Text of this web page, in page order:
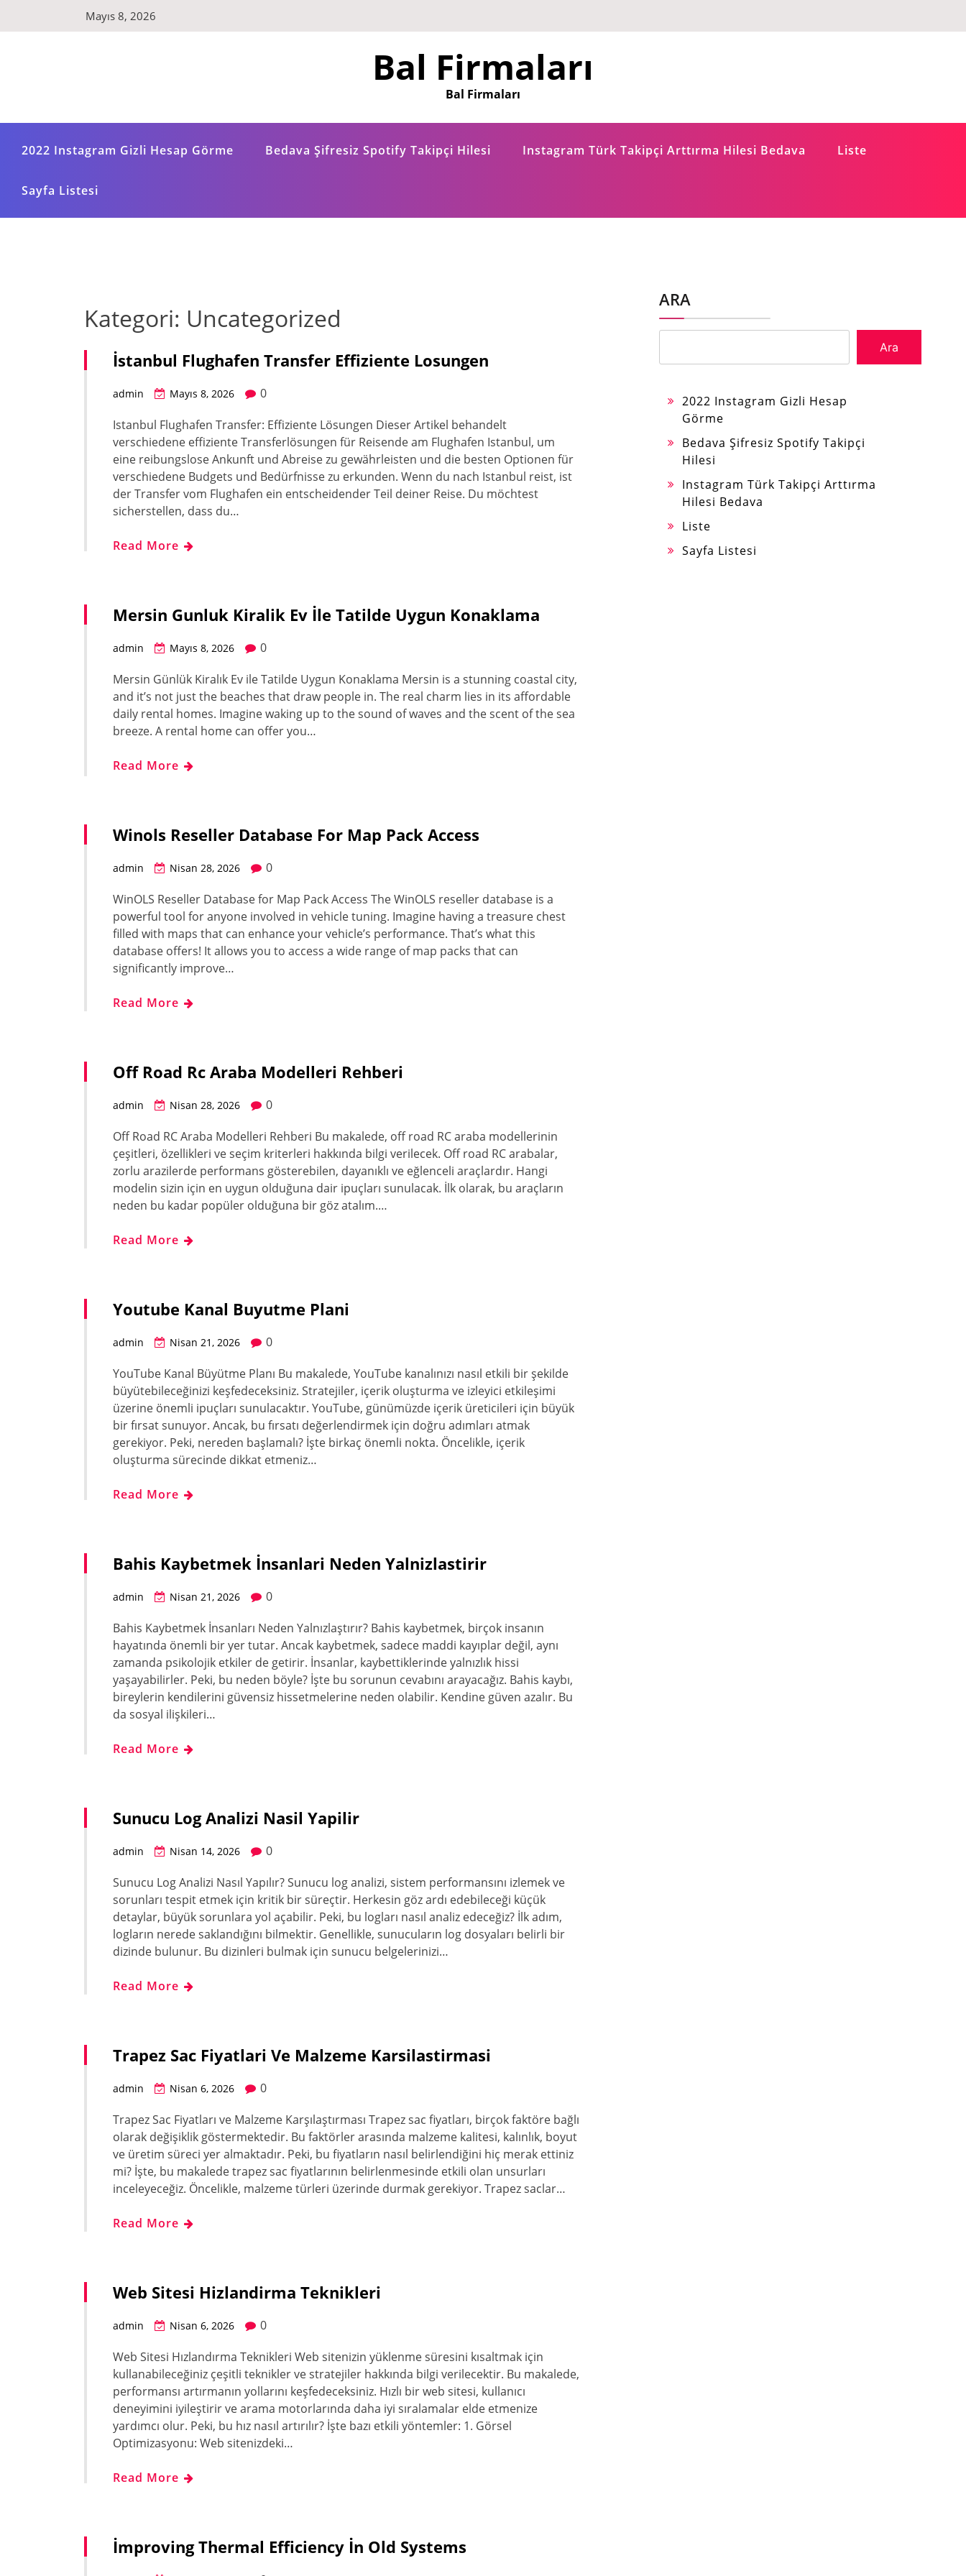
Mayıs 8, 2026
Bal Firmaları
Bal Firmaları
2022 Instagram Gizli Hesap Görme Bedava Şifresiz Spotify Takipçi Hilesi Instagram Türk Takipçi Arttırma Hilesi Bedava Liste
Sayfa Listesi
Kategori: Uncategorized
İstanbul Flughafen Transfer Effiziente Losungen
admin Mayıs 8, 2026
0
Istanbul Flughafen Transfer: Effiziente Lösungen Dieser Artikel behandelt
verschiedene effiziente Transferlösungen für Reisende am Flughafen Istanbul, um
eine reibungslose Ankunft und Abreise zu gewährleisten und die besten Optionen für
verschiedene Budgets und Bedürfnisse zu erkunden. Wenn du nach Istanbul reist, ist
der Transfer vom Flughafen ein entscheidender Teil deiner Reise. Du möchtest
sicherstellen, dass du…
Read More
Mersin Gunluk Kiralik Ev İle Tatilde Uygun Konaklama
admin Mayıs 8, 2026
0
Mersin Günlük Kiralık Ev ile Tatilde Uygun Konaklama Mersin is a stunning coastal city,
and it’s not just the beaches that draw people in. The real charm lies in its affordable
daily rental homes. Imagine waking up to the sound of waves and the scent of the sea
breeze. A rental home can offer you…
Read More
Winols Reseller Database For Map Pack Access
admin Nisan 28, 2026
0
WinOLS Reseller Database for Map Pack Access The WinOLS reseller database is a
powerful tool for anyone involved in vehicle tuning. Imagine having a treasure chest
filled with maps that can enhance your vehicle’s performance. That’s what this
database offers! It allows you to access a wide range of map packs that can
significantly improve…
Read More
Off Road Rc Araba Modelleri Rehberi
admin Nisan 28, 2026
0
Off Road RC Araba Modelleri Rehberi Bu makalede, off road RC araba modellerinin
çeşitleri, özellikleri ve seçim kriterleri hakkında bilgi verilecek. Off road RC arabalar,
zorlu arazilerde performans gösterebilen, dayanıklı ve eğlenceli araçlardır. Hangi
modelin sizin için en uygun olduğuna dair ipuçları sunulacak. İlk olarak, bu araçların
neden bu kadar popüler olduğuna bir göz atalım.…
Read More
Youtube Kanal Buyutme Plani
admin Nisan 21, 2026
0
YouTube Kanal Büyütme Planı Bu makalede, YouTube kanalınızı nasıl etkili bir şekilde
büyütebileceğinizi keşfedeceksiniz. Stratejiler, içerik oluşturma ve izleyici etkileşimi
üzerine önemli ipuçları sunulacaktır. YouTube, günümüzde içerik üreticileri için büyük
bir fırsat sunuyor. Ancak, bu fırsatı değerlendirmek için doğru adımları atmak
gerekiyor. Peki, nereden başlamalı? İşte birkaç önemli nokta. Öncelikle, içerik
oluşturma sürecinde dikkat etmeniz…
Read More
Bahis Kaybetmek İnsanlari Neden Yalnizlastirir
admin Nisan 21, 2026
0
Bahis Kaybetmek İnsanları Neden Yalnızlaştırır? Bahis kaybetmek, birçok insanın
hayatında önemli bir yer tutar. Ancak kaybetmek, sadece maddi kayıplar değil, aynı
zamanda psikolojik etkiler de getirir. İnsanlar, kaybettiklerinde yalnızlık hissi
yaşayabilirler. Peki, bu neden böyle? İşte bu sorunun cevabını arayacağız. Bahis kaybı,
bireylerin kendilerini güvensiz hissetmelerine neden olabilir. Kendine güven azalır. Bu
da sosyal ilişkileri…
Read More
Sunucu Log Analizi Nasil Yapilir
admin Nisan 14, 2026
0
Sunucu Log Analizi Nasıl Yapılır? Sunucu log analizi, sistem performansını izlemek ve
sorunları tespit etmek için kritik bir süreçtir. Herkesin göz ardı edebileceği küçük
detaylar, büyük sorunlara yol açabilir. Peki, bu logları nasıl analiz edeceğiz? İlk adım,
logların nerede saklandığını bilmektir. Genellikle, sunucuların log dosyaları belirli bir
dizinde bulunur. Bu dizinleri bulmak için sunucu belgelerinizi…
Read More
Trapez Sac Fiyatlari Ve Malzeme Karsilastirmasi
admin Nisan 6, 2026
0
Trapez Sac Fiyatları ve Malzeme Karşılaştırması Trapez sac fiyatları, birçok faktöre bağlı
olarak değişiklik göstermektedir. Bu faktörler arasında malzeme kalitesi, kalınlık, boyut
ve üretim süreci yer almaktadır. Peki, bu fiyatların nasıl belirlendiğini hiç merak ettiniz
mi? İşte, bu makalede trapez sac fiyatlarının belirlenmesinde etkili olan unsurları
inceleyeceğiz. Öncelikle, malzeme türleri üzerinde durmak gerekiyor. Trapez saclar…
Read More
Web Sitesi Hizlandirma Teknikleri
admin Nisan 6, 2026
0
Web Sitesi Hızlandırma Teknikleri Web sitenizin yüklenme süresini kısaltmak için
kullanabileceğiniz çeşitli teknikler ve stratejiler hakkında bilgi verilecektir. Bu makalede,
performansı artırmanın yollarını keşfedeceksiniz. Hızlı bir web sitesi, kullanıcı
deneyimini iyileştirir ve arama motorlarında daha iyi sıralamalar elde etmenize
yardımcı olur. Peki, bu hız nasıl artırılır? İşte bazı etkili yöntemler: 1. Görsel
Optimizasyonu: Web sitenizdeki…
Read More
İmproving Thermal Efficiency İn Old Systems
ARA
Ara
2022 Instagram Gizli Hesap
Görme
Bedava Şifresiz Spotify Takipçi
Hilesi
Instagram Türk Takipçi Arttırma
Hilesi Bedava
Liste
Sayfa Listesi